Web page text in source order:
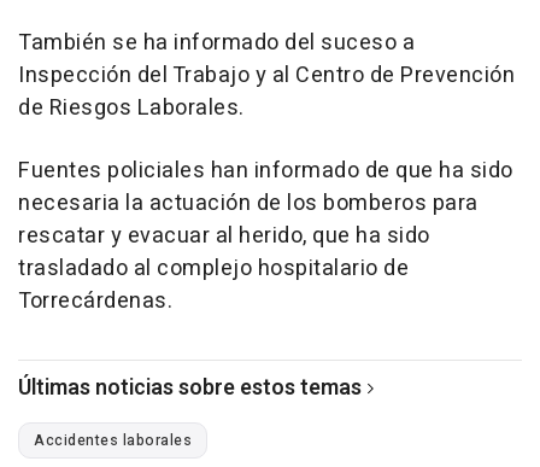
También se ha informado del suceso a
Inspección del Trabajo y al Centro de Prevención
de Riesgos Laborales.
Fuentes policiales han informado de que ha sido
necesaria la actuación de los bomberos para
rescatar y evacuar al herido, que ha sido
trasladado al complejo hospitalario de
Torrecárdenas.
Últimas noticias sobre estos temas
Accidentes laborales